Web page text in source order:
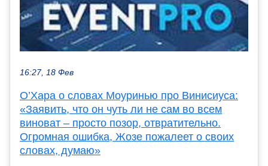
16:27, 18 Фев
О’Хара о словах Моуринью про Винисиуса:
«Заявить, что он чуть ли не сам во всем
виноват – просто позор, отвратительно.
Огромная ошибка, Жозе пожалеет о своих
словах, думаю»